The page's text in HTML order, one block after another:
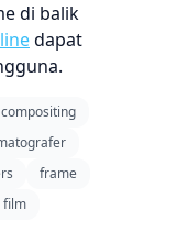
di balik
dapat
compositing
frame
film